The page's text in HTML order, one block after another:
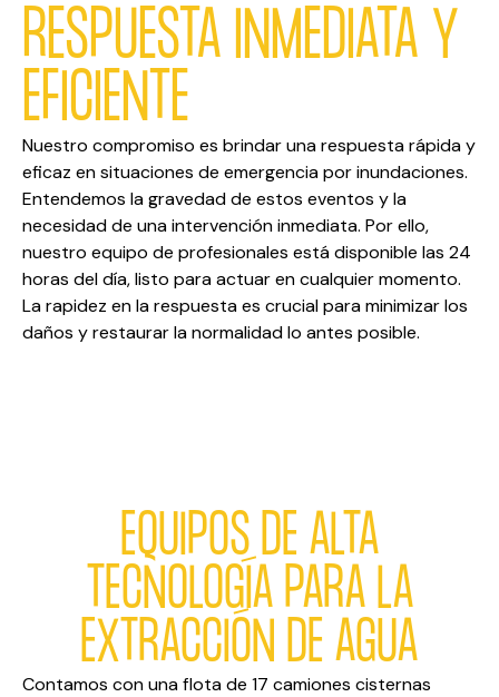
RESPUESTA INMEDIATA Y
EFICIENTE
Nuestro compromiso es brindar una respuesta rápida y
eficaz en situaciones de emergencia por inundaciones.
Entendemos la gravedad de estos eventos y la
necesidad de una intervención inmediata. Por ello,
nuestro equipo de profesionales está disponible las 24
horas del día, listo para actuar en cualquier momento.
La rapidez en la respuesta es crucial para minimizar los
daños y restaurar la normalidad lo antes posible.
EQUIPOS DE ALTA
TECNOLOGÍA PARA LA
EXTRACCIÓN DE AGUA
Contamos con una flota de 17 camiones cisternas